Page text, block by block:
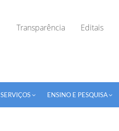
Transparência Editais
SERVIÇOS ENSINO E PESQUISA